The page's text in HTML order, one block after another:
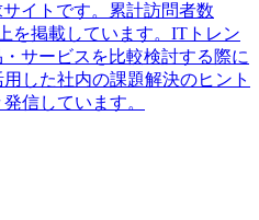
イトです。累計訪問者数
を掲載しています。ITトレン
サービスを比較検討する際に
した社内の課題解決のヒント
信しています。